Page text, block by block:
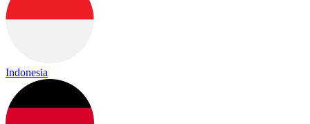
Indonesia